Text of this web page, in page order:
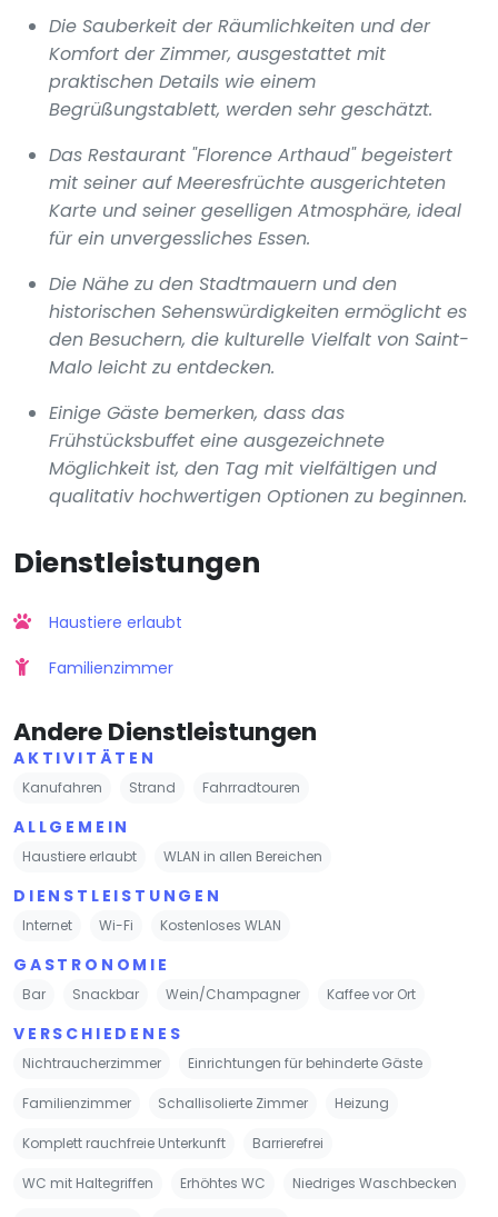
Die Sauberkeit der Räumlichkeiten und der
Komfort der Zimmer, ausgestattet mit
praktischen Details wie einem
Begrüßungstablett, werden sehr geschätzt.
Das Restaurant "Florence Arthaud" begeistert
mit seiner auf Meeresfrüchte ausgerichteten
Karte und seiner geselligen Atmosphäre, ideal
für ein unvergessliches Essen.
Die Nähe zu den Stadtmauern und den
historischen Sehenswürdigkeiten ermöglicht es
den Besuchern, die kulturelle Vielfalt von Saint-
Malo leicht zu entdecken.
Einige Gäste bemerken, dass das
Frühstücksbuffet eine ausgezeichnete
Möglichkeit ist, den Tag mit vielfältigen und
qualitativ hochwertigen Optionen zu beginnen.
Dienstleistungen
Haustiere erlaubt
Familienzimmer
Andere Dienstleistungen
AKTIVITÄTEN
Kanufahren Strand Fahrradtouren
ALLGEMEIN
Haustiere erlaubt WLAN in allen Bereichen
DIENSTLEISTUNGEN
Internet Wi-Fi Kostenloses WLAN
GASTRONOMIE
Bar Snackbar Wein/Champagner Kaffee vor Ort
VERSCHIEDENES
Nichtraucherzimmer Einrichtungen für behinderte Gäste
Familienzimmer Schallisolierte Zimmer Heizung
Komplett rauchfreie Unterkunft Barrierefrei
WC mit Haltegriffen Erhöhtes WC Niedriges Waschbecken